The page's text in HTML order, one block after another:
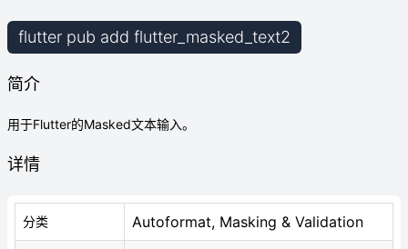
flutter pub add flutter_masked_text2
简介
用于Flutter的Masked文本输入。
详情
分类 Autoformat, Masking & Validation